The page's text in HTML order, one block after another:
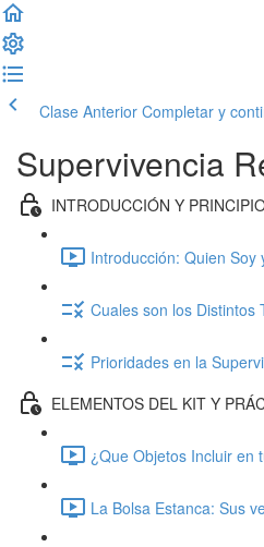
Clase Anterior Completar y
Supervivencia
INTRODUCCIÓN Y
Introducción: Quien
Cuales son los Distintos
Prioridades en la
ELEMENTOS DEL KIT Y
¿Que Objetos Incluir en
La Bolsa Estanca: Sus